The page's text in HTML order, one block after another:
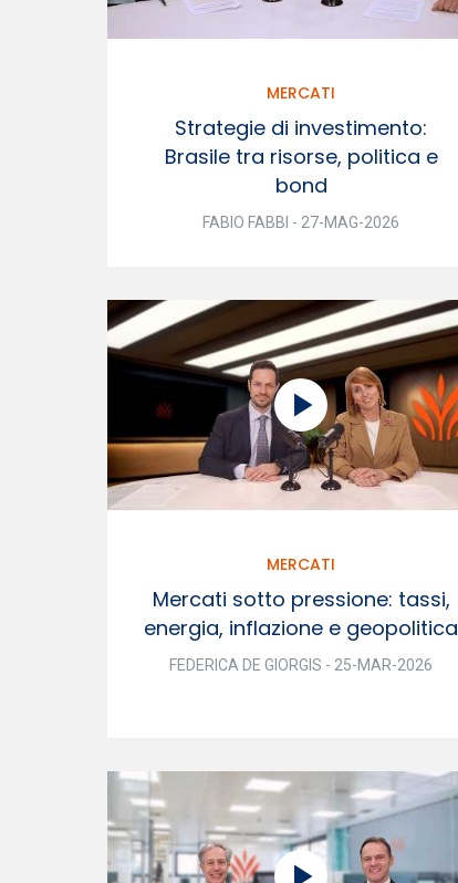
MERCATI
Strategie di investimento:
Brasile tra risorse, politica e
bond
FABIO FABBI - 27-MAG-2026
MERCATI
Mercati sotto pressione: tassi,
energia, inflazione e geopolitica
FEDERICA DE GIORGIS - 25-MAR-2026